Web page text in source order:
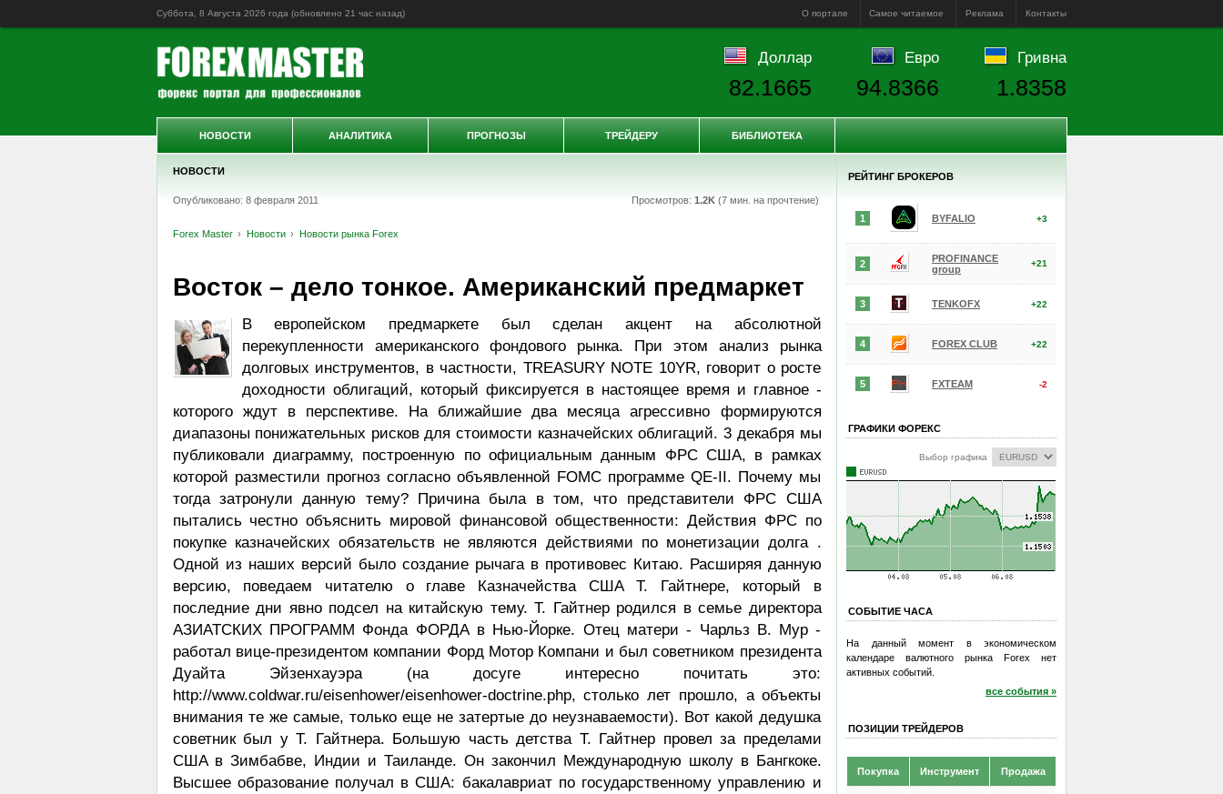
Суббота, 8 Августа 2026 года (обновлено 21 час назад) О портале Самое читаемое Реклама Контакты
НОВОСТИ
Опубликовано: 8 февраля 2011 Просмотров: 1.2K(7 мин. на прочтение)
Forex Master Новости Новости рынка Forex
Восток – дело тонкое. Американский предмаркет
В европейском предмаркете был сделан акцент на абсолютной
перекупленности американского фондового рынка. При этом анализ рынка
долговых инструментов, в частности, TREASURY NOTE 10YR, говорит о росте
доходности облигаций, который фиксируется в настоящее время и главное -
которого ждут в перспективе. На ближайшие два месяца агрессивно формируются
диапазоны понижательных рисков для стоимости казначейских облигаций. 3 декабря мы
публиковали диаграмму, построенную по официальным данным ФРС США, в рамках
которой разместили прогноз согласно объявленной FOMC программе QE-II. Почему мы
тогда затронули данную тему? Причина была в том, что представители ФРС США
пытались честно объяснить мировой финансовой общественности: Действия ФРС по
покупке казначейских обязательств не являются действиями по монетизации долга .
Одной из наших версий было создание рычага в противовес Китаю. Расширяя данную
версию, поведаем читателю о главе Казначейства США Т. Гайтнере, который в
последние дни явно подсел на китайскую тему. Т. Гайтнер родился в семье директора
АЗИАТСКИХ ПРОГРАММ Фонда ФОРДА в Нью-Йорке. Отец матери - Чарльз В. Мур -
работал вице-президентом компании Форд Мотор Компани и был советником президента
Дуайта Эйзенхауэра (на досуге интересно почитать это:
http://www.coldwar.ru/eisenhower/eisenhower-doctrine.php, столько лет прошло, а объекты
внимания те же самые, только еще не затертые до неузнаваемости). Вот какой дедушка
советник был у Т. Гайтнера. Большую часть детства Т. Гайтнер провел за пределами
США в Зимбабве, Индии и Таиланде. Он закончил Международную школу в Бангкоке.
Высшее образование получал в США: бакалавриат по государственному управлению и
РЕЙТИНГ БРОКЕРОВ
1 BYFALIO +3
2
PROFINANCE
group
+21
3 TENKOFX +22
4 FOREX CLUB +22
5 FXTEAM -2
ГРАФИКИ ФОРЕКС
Выбор графика
СОБЫТИЕ ЧАСА
На данный момент в экономическом
календаре валютного рынка Forex нет
активных событий.
все события »
ПОЗИЦИИ ТРЕЙДЕРОВ
Покупка Инструмент Продажа
Доллар
82.1665
Евро
94.8366
Гривна
1.8358
НОВОСТИ АНАЛИТИКА ПРОГНОЗЫ ТРЕЙДЕРУ БИБЛИОТЕКА